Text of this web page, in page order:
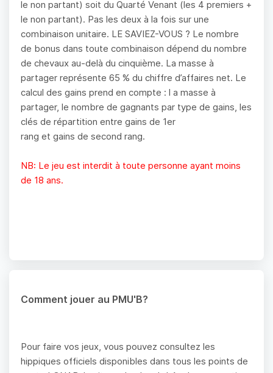
le non partant) soit du Quarté Venant (les 4 premiers +
le non partant). Pas les deux à la fois sur une
combinaison unitaire. LE SAVIEZ-VOUS ? Le nombre
de bonus dans toute combinaison dépend du nombre
de chevaux au-delà du cinquième. La masse à
partager représente 65 % du chiffre d’affaires net. Le
calcul des gains prend en compte : l a masse à
partager, le nombre de gagnants par type de gains, les
clés de répartition entre gains de 1er
rang et gains de second rang.
NB: Le jeu est interdit à toute personne ayant moins
de 18 ans.
Comment jouer au PMU'B?
Pour faire vos jeux, vous pouvez consultez les
hippiques officiels disponibles dans tous les points de